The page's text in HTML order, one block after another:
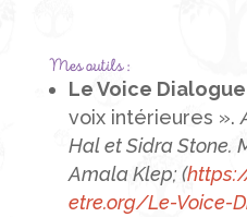
Mes outils :
Le Voice Dialogue
voix intérieures ».
Hal et Sidra Stone.
Amala Klep; (
etre.org/Le-Voice-